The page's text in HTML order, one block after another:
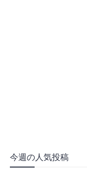
今週の人気投稿